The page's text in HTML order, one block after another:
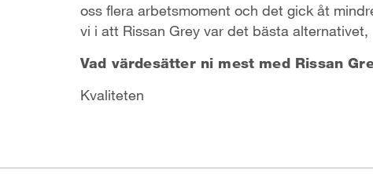
oss flera arbetsmoment och det gick åt
vi i att Rissan Grey var det bästa alternativet,
Vad värdesätter ni mest med Rissan
Kvaliteten